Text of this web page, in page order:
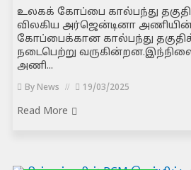
உலகக் கோப்பை கால்பந்து தகுதி
விலகிய அர்ஜென்டினா
கோப்பைக்கான கால்பந்து தகுதிச்
நடைபெற்று
அணி...
By News 19/03/2025
Read More